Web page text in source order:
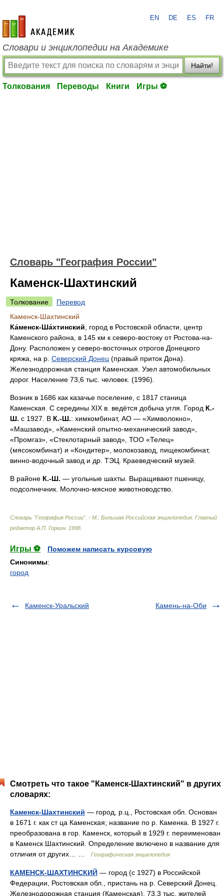
academic.ru
EN DE ES FR
Словари и энциклопедии на Академике
Найти!
Толкования Переводы Книги Игры ⚽
Словарь "География России"
Каменск-Шахтинский
Толкование
Перевод
Каменск-Шахтинский
Ка́менск-Ша́хтинский , город в Ростовской области, центр
Каменского района, в 145 км к северо-востоку от Ростова-на-
Дону. Расположен у северо-восточных отрогов Донецкого
кряжа, на р. Северский Донец (правый приток Дона).
Железнодорожная станция Каменская. Узел автомобильных
дорог. Население 73,6 тыс. человек. (1996).
Возник в 1686 как казачье поселение, с 1817 станица
Каменская. С середины XIX в. ведётся добыча угля. Город К.-
Ш. с 1927. В К.-Ш.: химкомбинат, АО — «Химволокно»,
«Машзавод», «Каменский опытно-механический завод»,
«Промгаз», «Стеклотарный завод», ТОО «Телец»
(мясокомбинат) и «Кондитер», молокозавод, пищекомбинат,
винно-водочный завод и др. ТЭЦ. Краеведческий музей.
В районе К.-Ш. — угольные шахты. Выращивают пшеницу,
подсолнечник. Молочно-мясное животноводство.
Словарь "География России". - М.: Большая Российская энциклопедия Главный
редактор А.П. Горкин 1998
Игры ⚽
Поможем написать курсовую
Синонимы:
город
Каменск-Уральский Камень-на-Оби
Смотреть что такое "Каменск-Шахтинский" в других
словарях:
Каменск-Шахтинский — город, р.ц., Ростовская обл. Основан
в 1671 г. как ст ца Каменская; название по р. Каменка. В 1927 г.
преобразована в гор. Каменск, который в 1929 г. переименован
в Каменск Шахтинский. Определение включено в название для
отличия от других… …
Географическая энциклопедия
КАМЕНСК-ШАХТИНСКИЙ — город (с 1927) в Российской
Федерации, Ростовская обл., пристань на р. Северский Донец.
Железнодорожная станция (Каменская). 73,3 тыс. жителей